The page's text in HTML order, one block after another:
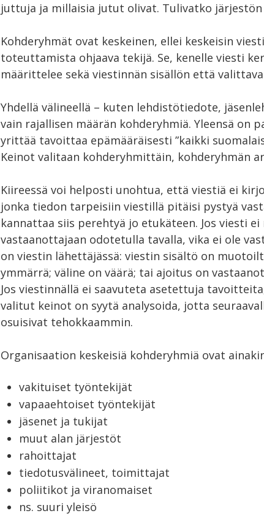
juttuja ja millaisia jutut olivat. Tulivatko
Kohderyhmät ovat keskeinen, ellei keskeisin
toteuttamista ohjaava tekijä. Se, kenelle viesti
määrittelee sekä viestinnän sisällön että
Yhdellä välineellä – kuten lehdistötiedote,
vain rajallisen määrän kohderyhmiä. Yleensä on
yrittää tavoittaa epämääräisesti ”kaikki
Keinot valitaan kohderyhmittäin, kohderyhmän
Kiireessä voi helposti unohtua, että viestiä ei
jonka tiedon tarpeisiin viestillä pitäisi pystyä
kannattaa siis perehtyä jo etukäteen. Jos viesti
vastaanottajaan odotetulla tavalla, vika ei ole
on viestin lähettäjässä: viestin sisältö on
ymmärrä; väline on väärä; tai ajoitus on
Jos viestinnällä ei saavuteta asetettuja
valitut keinot on syytä analysoida, jotta
osuisivat tehokkaammin.
Organisaation keskeisiä kohderyhmiä ovat
vakituiset työntekijät
vapaaehtoiset työntekijät
jäsenet ja tukijat
muut alan järjestöt
rahoittajat
tiedotusvälineet, toimittajat
poliitikot ja viranomaiset
ns. suuri yleisö